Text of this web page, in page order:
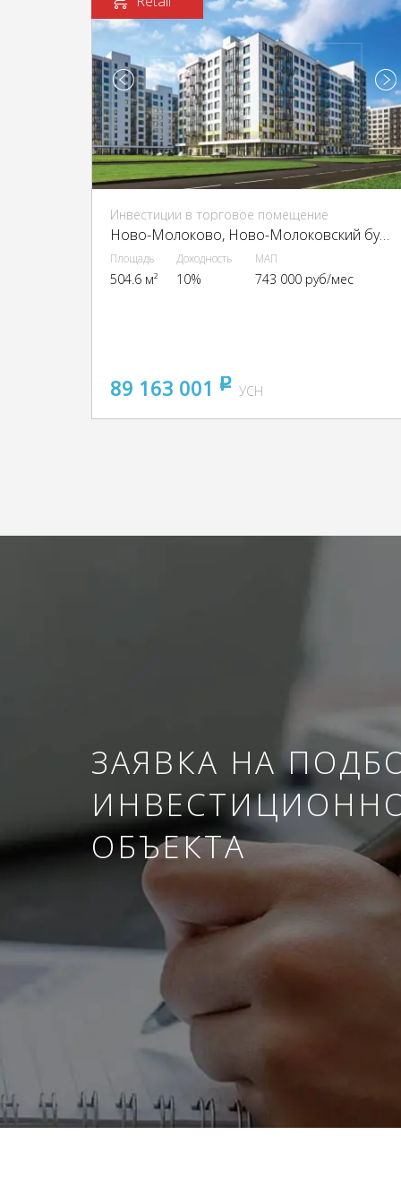
Инвестиции в торговое помещение
Ново-Молоково, Ново-Молоковский бульвар, 6
Площадь
504.6 м²
Доходность
10%
МАП
743 000 руб/мес
89 163 001 pуб
УСН
ЗАЯВКА НА
ОБЪЕКТА